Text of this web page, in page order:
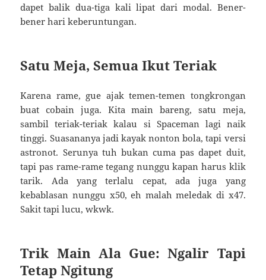
dapet balik dua-tiga kali lipat dari modal. Bener-
bener hari keberuntungan.
Satu Meja, Semua Ikut Teriak
Karena rame, gue ajak temen-temen tongkrongan
buat cobain juga. Kita main bareng, satu meja,
sambil teriak-teriak kalau si Spaceman lagi naik
tinggi. Suasananya jadi kayak nonton bola, tapi versi
astronot. Serunya tuh bukan cuma pas dapet duit,
tapi pas rame-rame tegang nunggu kapan harus klik
tarik. Ada yang terlalu cepat, ada juga yang
kebablasan nunggu x50, eh malah meledak di x47.
Sakit tapi lucu, wkwk.
Trik Main Ala Gue: Ngalir Tapi
Tetap Ngitung